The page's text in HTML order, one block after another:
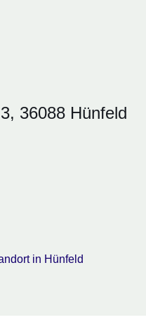
36088 Hünfeld
in Hünfeld